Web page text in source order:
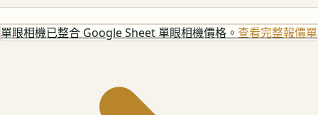
單眼相機已整合 Google Sheet 單眼相機價格。 查看完整報價單